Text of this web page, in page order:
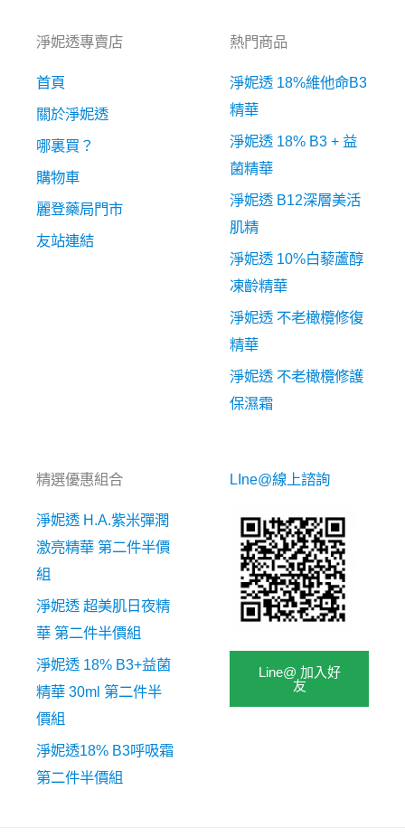
淨妮透專賣店
首頁
關於淨妮透
哪裏買？
購物車
麗登藥局門市
友站連結
熱門商品
淨妮透 18%維他命B3
精華
淨妮透 18% B3 + 益
菌精華
淨妮透 B12深層美活
肌精
淨妮透 10%白藜蘆醇
凍齡精華
淨妮透 不老橄欖修復
精華
淨妮透 不老橄欖修護
保濕霜
精選優惠組合
淨妮透 H.A.紫米彈潤
激亮精華 第二件半價
組
淨妮透 超美肌日夜精
華 第二件半價組
淨妮透 18% B3+益菌
精華 30ml 第二件半
價組
淨妮透18% B3呼吸霜
第二件半價組
LIne@線上諮詢
Line@ 加入好
友